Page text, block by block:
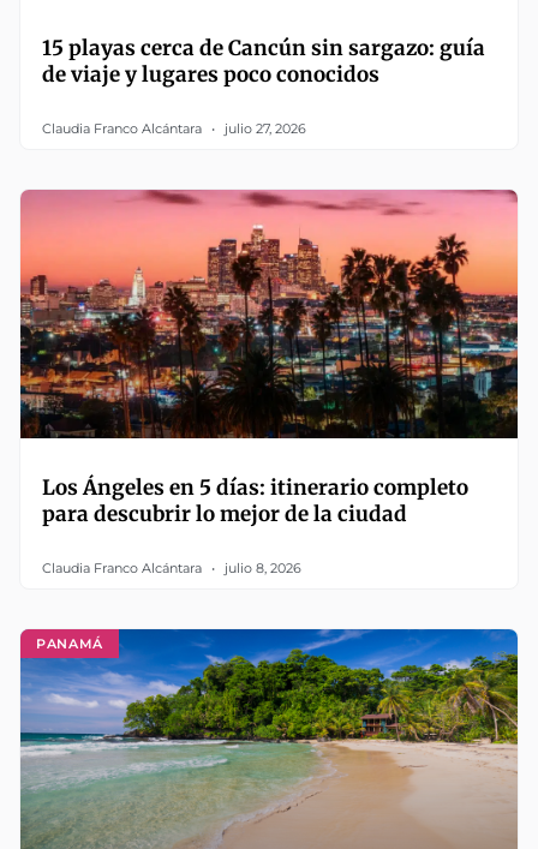
15 playas cerca de Cancún sin sargazo: guía
de viaje y lugares poco conocidos
Claudia Franco Alcántara julio 27, 2026
Los Ángeles en 5 días: itinerario completo
para descubrir lo mejor de la ciudad
Claudia Franco Alcántara julio 8, 2026
PANAMÁ